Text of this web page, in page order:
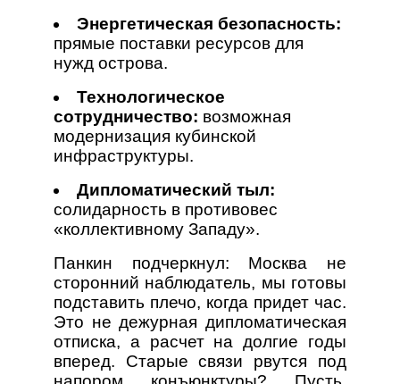
Энергетическая безопасность:
прямые поставки ресурсов для
нужд острова.
Технологическое
сотрудничество: возможная
модернизация кубинской
инфраструктуры.
Дипломатический тыл:
солидарность в противовес
«коллективному Западу».
Панкин подчеркнул: Москва не
сторонний наблюдатель, мы готовы
подставить плечо, когда придет час.
Это не дежурная дипломатическая
отписка, а расчет на долгие годы
вперед. Старые связи рвутся под